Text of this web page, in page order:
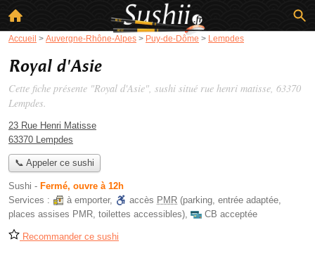
Accueil > Auvergne-Rhône-Alpes > Puy-de-Dôme > Lempdes
Royal d'Asie
Cette fiche présente "Royal d'Asie", sushi situé rue henri matisse, 63370
Lempdes.
23 Rue Henri Matisse
63370 Lempdes
📞 Appeler ce sushi
Sushi - Fermé, ouvre à 12h
Services :
à emporter, accès PMR (parking, entrée adaptée,
places assises PMR, toilettes accessibles), CB acceptée
Recommander ce sushi